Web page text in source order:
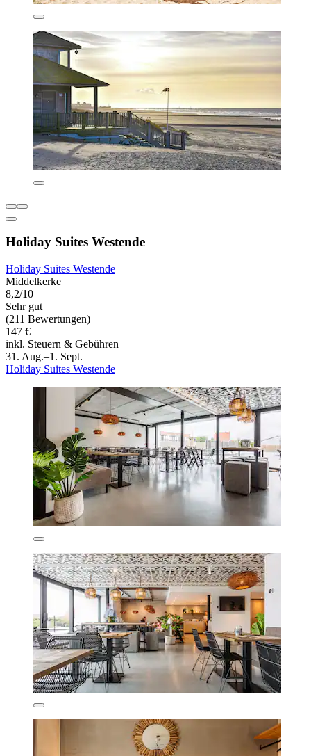
Holiday Suites Westende
Holiday Suites Westende
Middelkerke
8,2/10
Sehr gut
(211 Bewertungen)
147 €
inkl. Steuern & Gebühren
31. Aug.–1. Sept.
Holiday Suites Westende